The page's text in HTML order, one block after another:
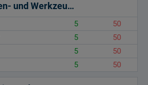
MDS Maschinen- und Werkzeugbau GmbH
5
50
5
50
5
50
5 50